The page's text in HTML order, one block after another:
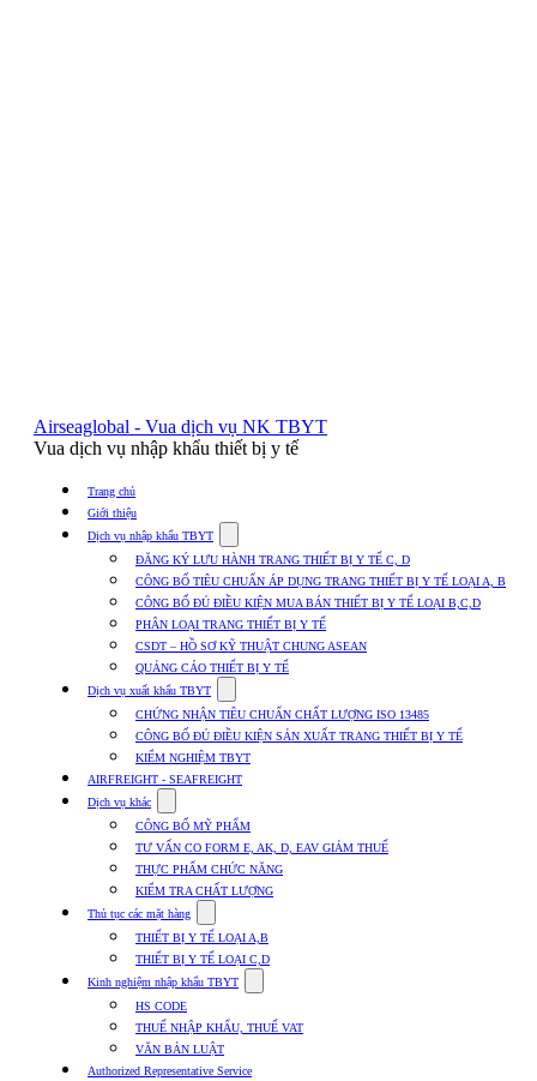
Airseaglobal - Vua dịch vụ NK TBYT
Vua dịch vụ nhập khẩu thiết bị y tế
Trang chủ
Giới thiệu
Dịch vụ nhập khẩu TBYT
submenu
for
Dịch
vụ
nhập
khẩu
TBYT
ĐĂNG KÝ LƯU HÀNH TRANG THIẾT BỊ Y TẾ C, D
CÔNG BỐ TIÊU CHUẨN ÁP DỤNG TRANG THIẾT BỊ Y TẾ LOẠI A, B
CÔNG BỐ ĐỦ ĐIỀU KIỆN MUA BÁN THIẾT BỊ Y TẾ LOẠI B,C,D
PHÂN LOẠI TRANG THIẾT BỊ Y TẾ
CSDT – HỒ SƠ KỸ THUẬT CHUNG ASEAN
QUẢNG CÁO THIẾT BỊ Y TẾ
Dịch vụ xuất khẩu TBYT
submenu
for
Dịch
vụ
xuất
TBYT
CHỨNG NHẬN TIÊU CHUẨN CHẤT LƯỢNG ISO 13485
CÔNG BỐ ĐỦ ĐIỀU KIỆN SẢN XUẤT TRANG THIẾT BỊ Y TẾ
KIỂM NGHIỆM TBYT
AIRFREIGHT - SEAFREIGHT
Dịch vụ khác
submenu
for
Dịch
vụ
khác
CÔNG BỐ MỸ PHẨM
TƯ VẤN CO FORM E, AK, D, EAV GIẢM THUẾ
THỰC PHẨM CHỨC NĂNG
KIỂM TRA CHẤT LƯỢNG
Thủ tục các mặt hàng
submenu
for
Thủ
tục
mặt
hàng
THIẾT BỊ Y TẾ LOẠI A,B
THIẾT BỊ Y TẾ LOẠI C,D
Kinh nghiệm nhập khẩu TBYT
submenu
Kinh
HS CODE
THUẾ NHẬP KHẨU, THUẾ VAT
VĂN BẢN LUẬT
Authorized Representative Service